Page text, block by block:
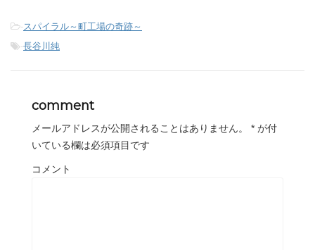
-スパイラル～町工場の奇跡～
-長谷川純
comment
メールアドレスが公開されることはありません。 * が付
いている欄は必須項目です
コメント